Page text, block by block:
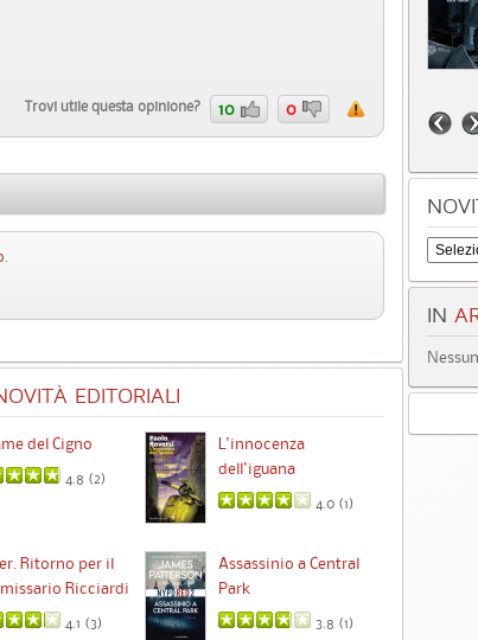
Trovi utile questa opinione? 10 0
EDITORIALI
del Cigno
4.8 (2)
L'innocenza
dell'iguana
4.0 (1)
Ritorno per il
Ricciardi
4.1 (3)
Assassinio a Central
Park
3.8 (1)
IN